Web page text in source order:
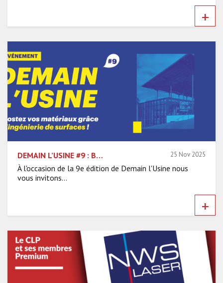
+
DEMAIN L’USINE #9 : BOOSTEZ VOS MATÉRIAUX GRÂCE À L’INGÉNIERIE DE SURFACES 25 Nov 2025
À l'occasion de la 9e édition de Demain l'Usine nous
vous invitons...
+